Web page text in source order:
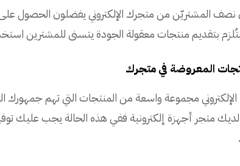
المشتريّن من متجرك الإلكتروني يفضلون الحصول
بتقديم منتجات معقولة الجودة يتسنى للمشترين
مجموعة واسعة من المنتجات التي تهم
لديك متجر أجهزة إلكترونية ففي هذه الحالة يجب عليك